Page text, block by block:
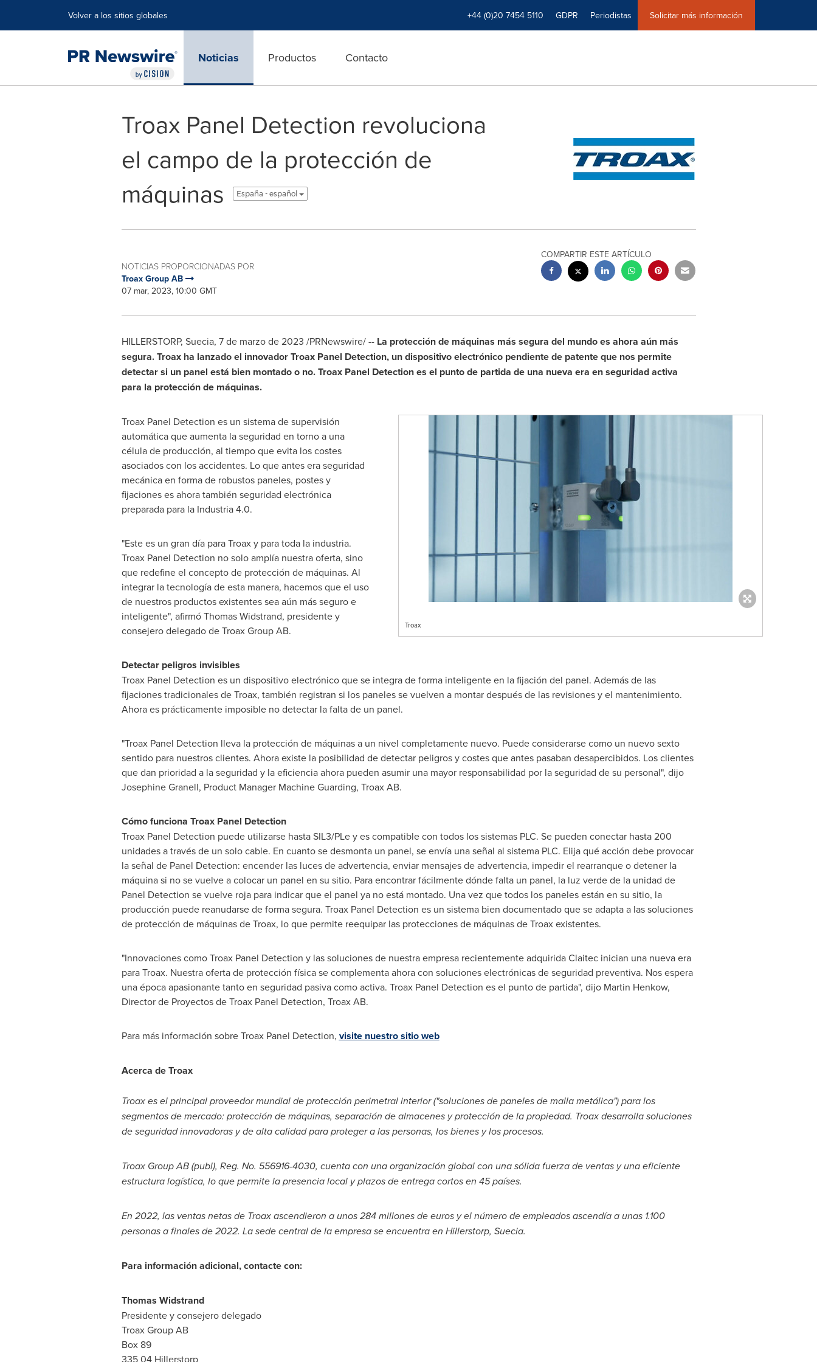
Volver a los sitios globales +44 (0)20 7454 5110 GDPR Periodistas Solicitar más información
Noticias Productos Contacto
Troax Panel Detection revoluciona
el campo de la protección de
máquinas
España - español
NOTICIAS PROPORCIONADAS POR
Troax Group AB
07 mar, 2023, 10:00 GMT
COMPARTIR ESTE ARTÍCULO
HILLERSTORP, Suecia, 7 de marzo de 2023 /PRNewswire/ -- La protección de máquinas más segura del mundo es ahora aún más
segura. Troax ha lanzado el innovador Troax Panel Detection, un dispositivo electrónico pendiente de patente que nos permite
detectar si un panel está bien montado o no. Troax Panel Detection es el punto de partida de una nueva era en seguridad activa
para la protección de máquinas.
Troax
Troax Panel Detection es un sistema de supervisión
automática que aumenta la seguridad en torno a una
célula de producción, al tiempo que evita los costes
asociados con los accidentes. Lo que antes era seguridad
mecánica en forma de robustos paneles, postes y
fijaciones es ahora también seguridad electrónica
preparada para la Industria 4.0.
"Este es un gran día para Troax y para toda la industria.
Troax Panel Detection no solo amplía nuestra oferta, sino
que redefine el concepto de protección de máquinas. Al
integrar la tecnología de esta manera, hacemos que el uso
de nuestros productos existentes sea aún más seguro e
inteligente", afirmóThomas Widstrand, presidente y
consejero delegado de Troax Group AB.
Detectar peligros invisibles
Troax Panel Detection es un dispositivo electrónico que se integra de forma inteligente en la fijación del panel. Además de las
fijaciones tradicionales de Troax, también registran si los paneles se vuelven a montar después de las revisiones y el mantenimiento.
Ahora es prácticamente imposible no detectar la falta de un panel.
"Troax Panel Detection lleva la protección de máquinas a un nivel completamente nuevo. Puede considerarse como un nuevo sexto
sentido para nuestros clientes. Ahora existe la posibilidad de detectar peligros y costes que antes pasaban desapercibidos. Los clientes
que dan prioridad a la seguridad y la eficiencia ahora pueden asumir una mayor responsabilidad por la seguridad de su personal", dijo
Josephine Granell, Product Manager Machine Guarding, Troax AB.
Cómo funciona Troax Panel Detection
Troax Panel Detection puede utilizarse hasta SIL3/PLe y es compatible con todos los sistemas PLC. Se pueden conectar hasta 200
unidades a través de un solo cable. En cuanto se desmonta un panel, se envía una señal al sistema PLC. Elija qué acción debe provocar
la señal de Panel Detection: encender las luces de advertencia, enviar mensajes de advertencia, impedir el rearranque o detener la
máquina si no se vuelve a colocar un panel en su sitio. Para encontrar fácilmente dónde falta un panel, la luz verde de la unidad de
Panel Detection se vuelve roja para indicar que el panel ya no está montado. Una vez que todos los paneles están en su sitio, la
producción puede reanudarse de forma segura. Troax Panel Detection es un sistema bien documentado que se adapta a las soluciones
de protección de máquinas de Troax, lo que permite reequipar las protecciones de máquinas de Troax existentes.
"Innovaciones como Troax Panel Detection y las soluciones de nuestra empresa recientemente adquirida Claitec inician una nueva era
para Troax. Nuestra oferta de protección física se complementa ahora con soluciones electrónicas de seguridad preventiva. Nos espera
una época apasionante tanto en seguridad pasiva como activa. Troax Panel Detection es el punto de partida", dijo Martin Henkow,
Director de Proyectos de Troax Panel Detection, Troax AB.
Para más información sobre Troax Panel Detection, visite nuestro sitio web
Acerca de Troax
Troax es el principal proveedor mundial de protección perimetral interior ("soluciones de paneles de malla metálica") para los
segmentos de mercado: protección de máquinas, separación de almacenes y protección de la propiedad. Troax desarrolla soluciones
de seguridad innovadoras y de alta calidad para proteger a las personas, los bienes y los procesos.
Troax Group AB (publ), Reg. No. 556916-4030, cuenta con una organización global con una sólida fuerza de ventas y una eficiente
estructura logística, lo que permite la presencia local y plazos de entrega cortos en 45 países.
En 2022, las ventas netas de Troax ascendieron a unos 284 millones de euros y el número de empleados ascendía a unas 1.100
personas a finales de 2022. La sede central de la empresa se encuentra en Hillerstorp, Suecia.
Para información adicional, contacte con:
Thomas Widstrand
Presidente y consejero delegado
Troax Group AB
Box 89
335 04 Hillerstorp